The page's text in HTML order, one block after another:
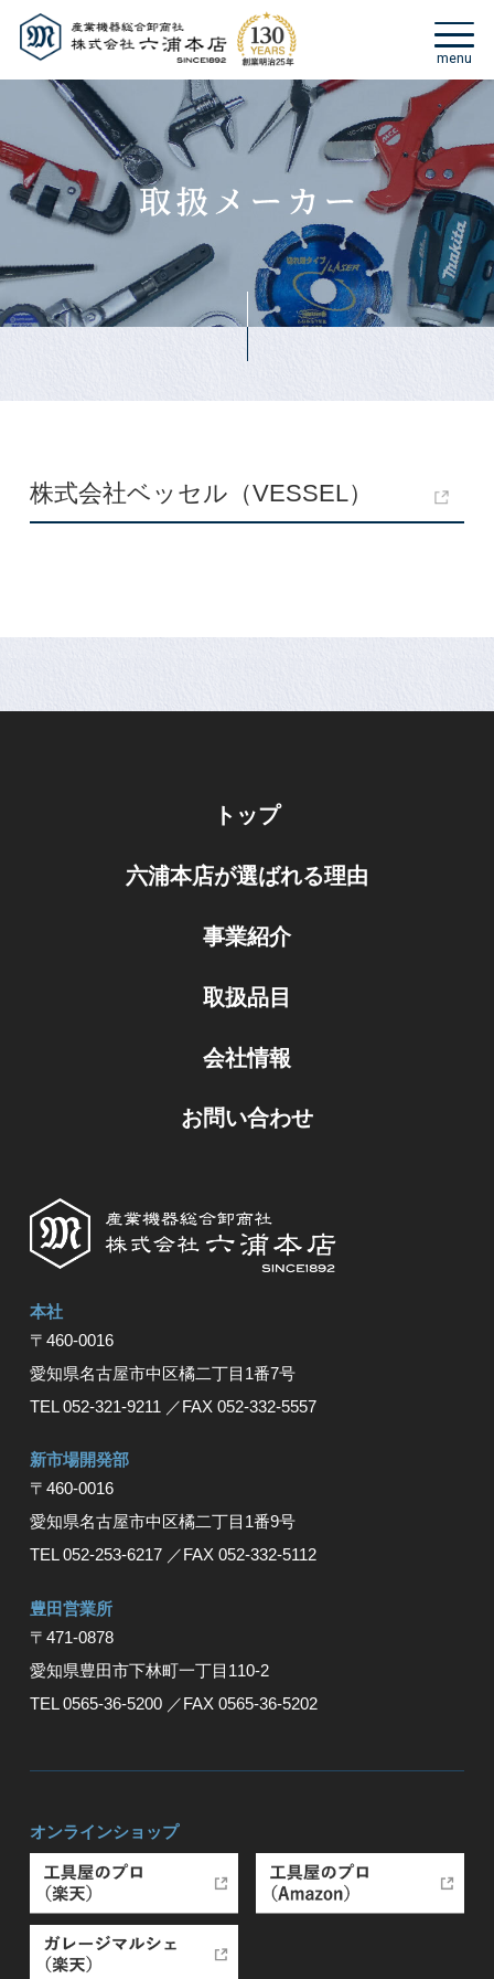
株式会社ベッセル（VESSEL）
トップ
六浦本店が選ばれる理由
事業紹介
取扱品目
会社情報
お問い合わせ
本社
〒460-0016
愛知県名古屋市中区橘⼆丁⽬1番7号
TEL 052-321-9211 ／FAX 052-332-5557
新市場開発部
〒460-0016
愛知県名古屋市中区橘二丁目1番9号
TEL 052-253-6217 ／FAX 052-332-5112
豊⽥営業所
〒471-0878
愛知県豊⽥市下林町⼀丁⽬110-2
TEL 0565-36-5200 ／FAX 0565-36-5202
オンラインショップ